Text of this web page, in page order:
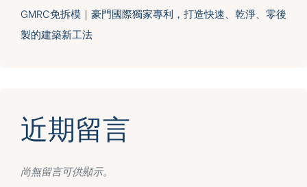
GMRC免拆模｜豪門國際獨家專利，打造快速、乾淨、零後
製的建築新工法
近期留言
尚無留言可供顯示。